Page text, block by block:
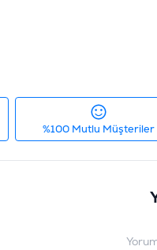
%100 Mutlu Müşteriler